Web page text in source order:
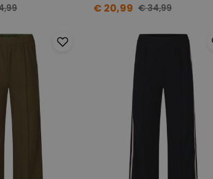
€ 20,99 € 34,99